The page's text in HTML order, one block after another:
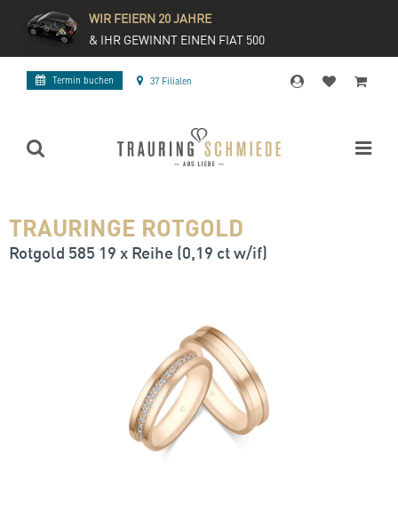
WIR FEIERN 20 JAHRE
& IHR GEWINNT EINEN FIAT 500
Termin buchen 37 Filialen
TRAURINGE ROTGOLD
Rotgold 585 19 x Reihe (0,19 ct w/if)